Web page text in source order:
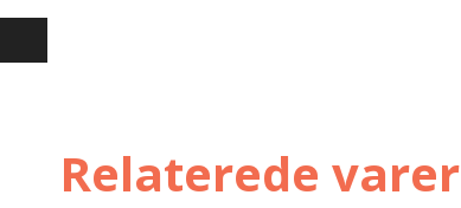
Relaterede varer